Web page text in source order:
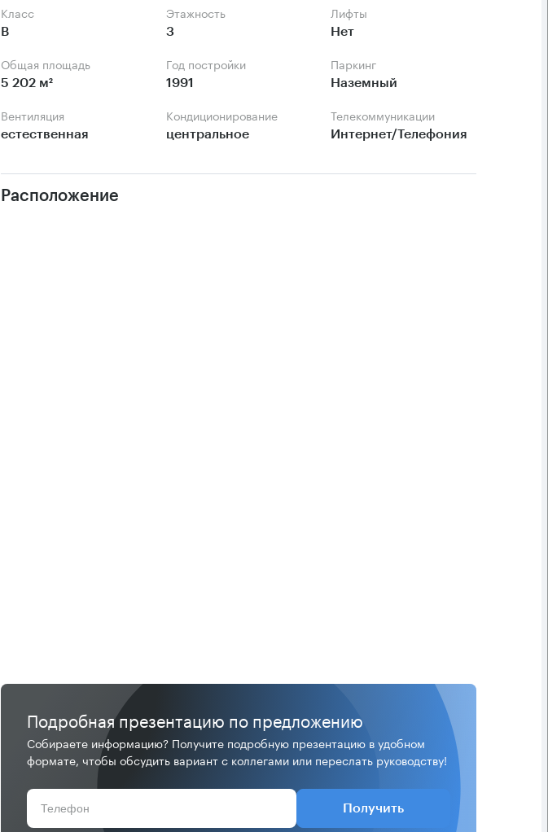
Класс
B
Этажность
3
Лифты
Нет
Общая площадь
5 202 м²
Год постройки
1991
Паркинг
Наземный
Вентиляция
естественная
Кондиционирование
центральное
Телекоммуникации
Интернет/Телефония
Расположение
Подробная презентацию по предложению
Собираете информацию? Получите подробную презентацию в удобном
формате, чтобы обсудить вариант с коллегами или переслать руководству!
Получить